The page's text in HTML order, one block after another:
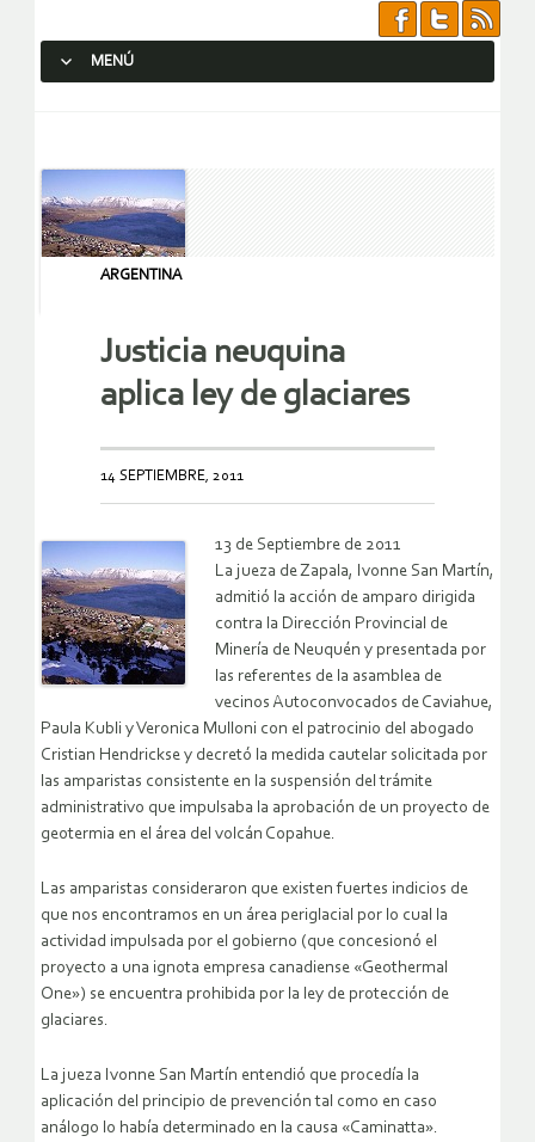
MENÚ
ARGENTINA
Justicia neuquina
aplica ley de glaciares
14 SEPTIEMBRE, 2011
13 de Septiembre de 2011
La jueza de Zapala, Ivonne San Martín,
admitió la acción de amparo dirigida
contra la Dirección Provincial de
Minería de Neuquén y presentada por
las referentes de la asamblea de
vecinos Autoconvocados de Caviahue,
Paula Kubli y Veronica Mulloni con el patrocinio del abogado
Cristian Hendrickse y decretó la medida cautelar solicitada por
las amparistas consistente en la suspensión del trámite
administrativo que impulsaba la aprobación de un proyecto de
geotermia en el área del volcán Copahue.
Las amparistas consideraron que existen fuertes indicios de
que nos encontramos en un área periglacial por lo cual la
actividad impulsada por el gobierno (que concesionó el
proyecto a una ignota empresa canadiense «Geothermal
One») se encuentra prohibida por la ley de protección de
glaciares.
La jueza Ivonne San Martín entendió que procedía la
aplicación del principio de prevención tal como en caso
análogo lo había determinado en la causa «Caminatta».